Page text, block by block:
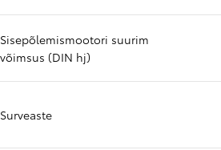
Sisepõlemismootori suurim
võimsus (DIN hj)
Surveaste